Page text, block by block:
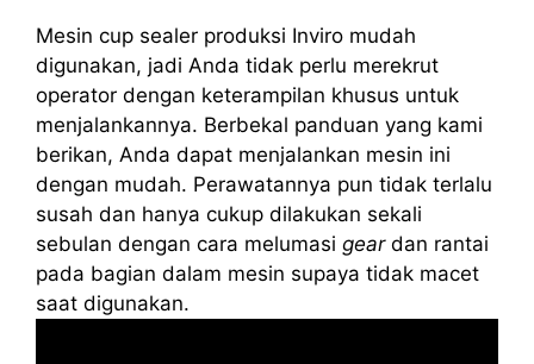
Mesin cup sealer produksi Inviro mudah
digunakan, jadi Anda tidak perlu merekrut
operator dengan keterampilan khusus untuk
menjalankannya. Berbekal panduan yang kami
berikan, Anda dapat menjalankan mesin ini
dengan mudah. Perawatannya pun tidak terlalu
susah dan hanya cukup dilakukan sekali
sebulan dengan cara melumasi geardan rantai
pada bagian dalam mesin supaya tidak macet
saat digunakan.